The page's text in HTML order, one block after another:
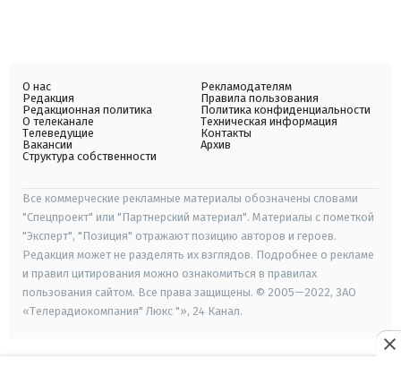
О нас
Редакция
Редакционная политика
О телеканале
Телеведущие
Вакансии
Структура собственности
Рекламодателям
Правила пользования
Политика конфиденциальности
Техническая информация
Контакты
Архив
Все коммерческие рекламные материалы обозначены словами
"Спецпроект" или "Партнерский материал". Материалы с пометкой
"Эксперт", "Позиция" отражают позицию авторов и героев.
Редакция может не разделять их взглядов. Подробнее о рекламе
и правил цитирования можно ознакомиться в правилах
пользования сайтом. Все права защищены. © 2005—2022, ЗАО
«Телерадиокомпания" Люкс "», 24 Канал.